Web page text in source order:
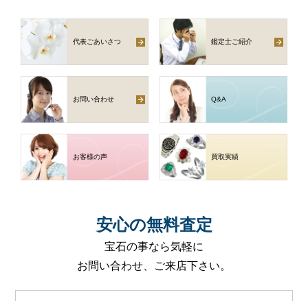
代表ごあいさつ 鑑定士ご紹介
お問い合わせ Q&A
お客様の声 買取実績
安心の無料査定
宝石の事なら気軽に
お問い合わせ、ご来店下さい。